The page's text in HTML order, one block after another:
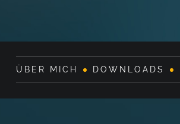
ÜBER MICH DOWNLOADS